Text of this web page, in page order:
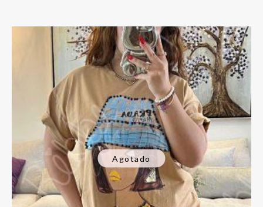
Agotado